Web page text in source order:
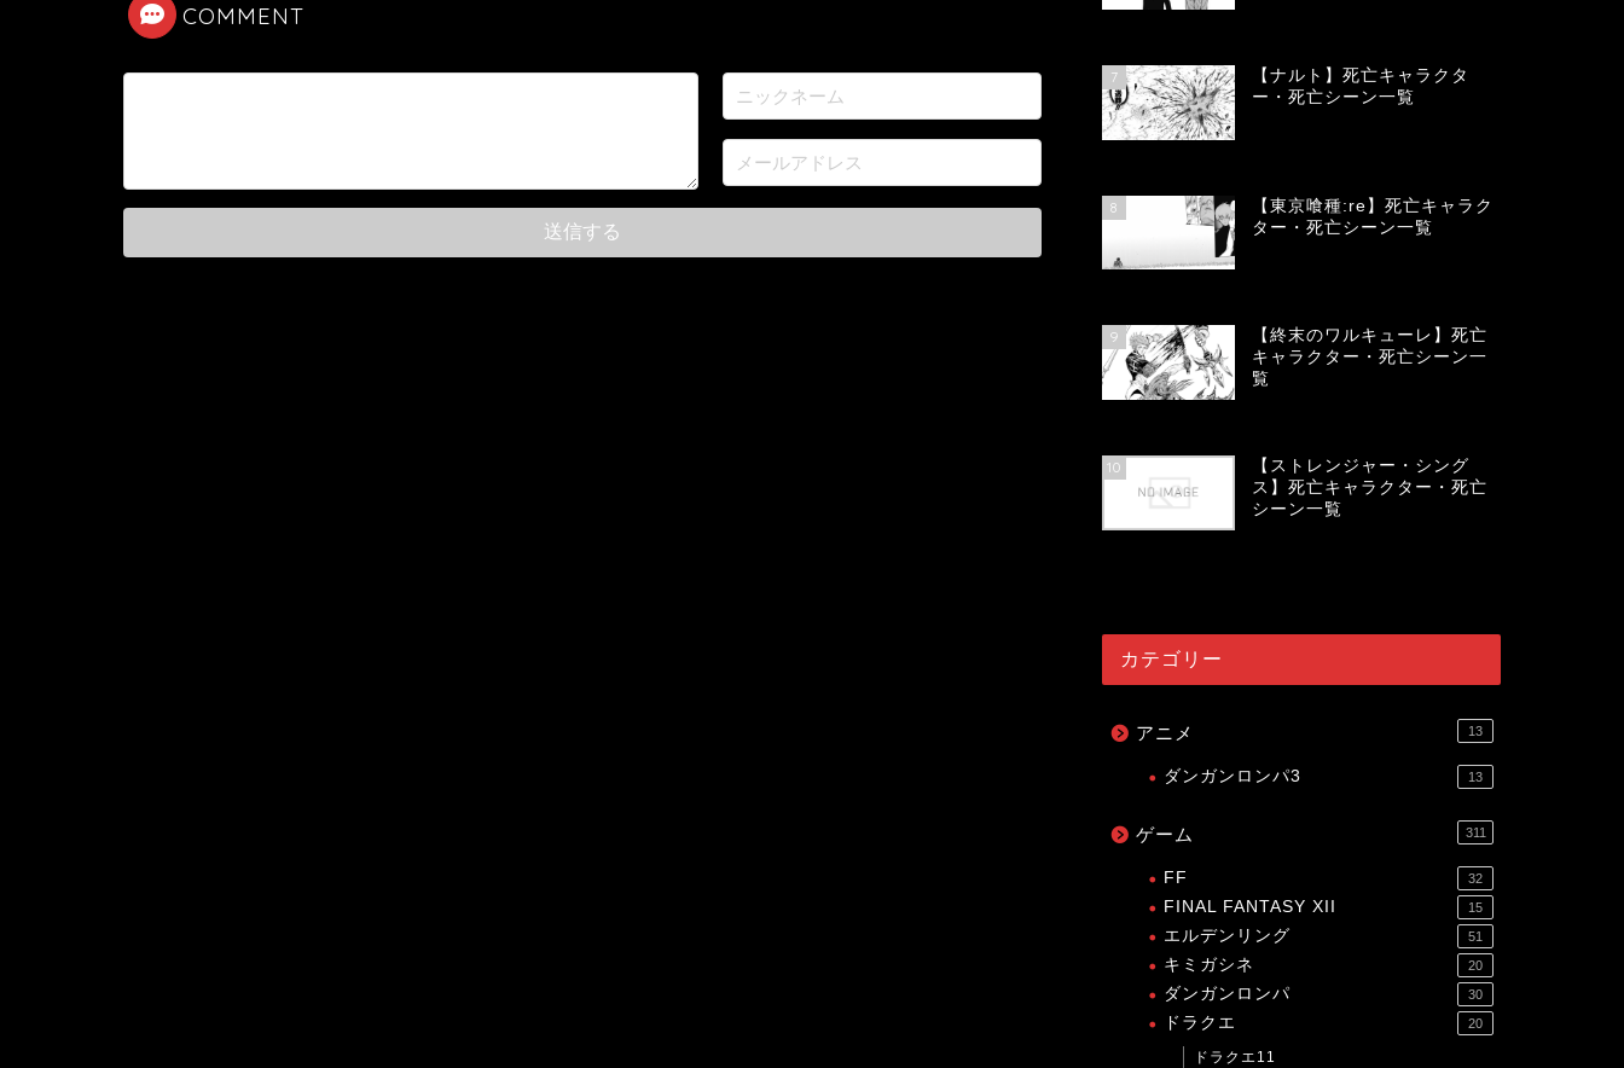
COMMENT
7
【ナルト】死亡キャラクタ
ー・死亡シーン一覧
8
【東京喰種:re】死亡キャラク
ター・死亡シーン一覧
9
【終末のワルキューレ】死亡
キャラクター・死亡シーン一
覧
10
【ストレンジャー・シング
ス】死亡キャラクター・死亡
シーン一覧
カテゴリー
アニメ 13
ダンガンロンパ3 13
ゲーム 311
FF 32
FINAL FANTASY XII 15
エルデンリング 51
キミガシネ 20
ダンガンロンパ 30
ドラクエ 20
ドラクエ11